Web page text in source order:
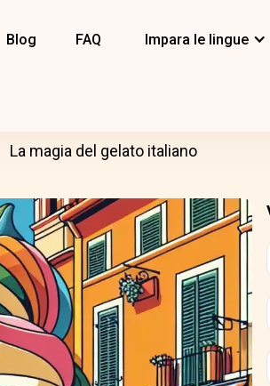
Blog FAQ Impara le lingue
La magia del gelato italiano